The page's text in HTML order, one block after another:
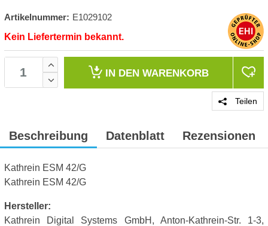
Artikelnummer: E1029102
Kein Liefertermin bekannt.
IN DEN WARENKORB
Teilen
Beschreibung Datenblatt Rezensionen
Kathrein ESM 42/G
Kathrein ESM 42/G
Hersteller:
Kathrein Digital Systems GmbH, Anton-Kathrein-Str. 1-3,